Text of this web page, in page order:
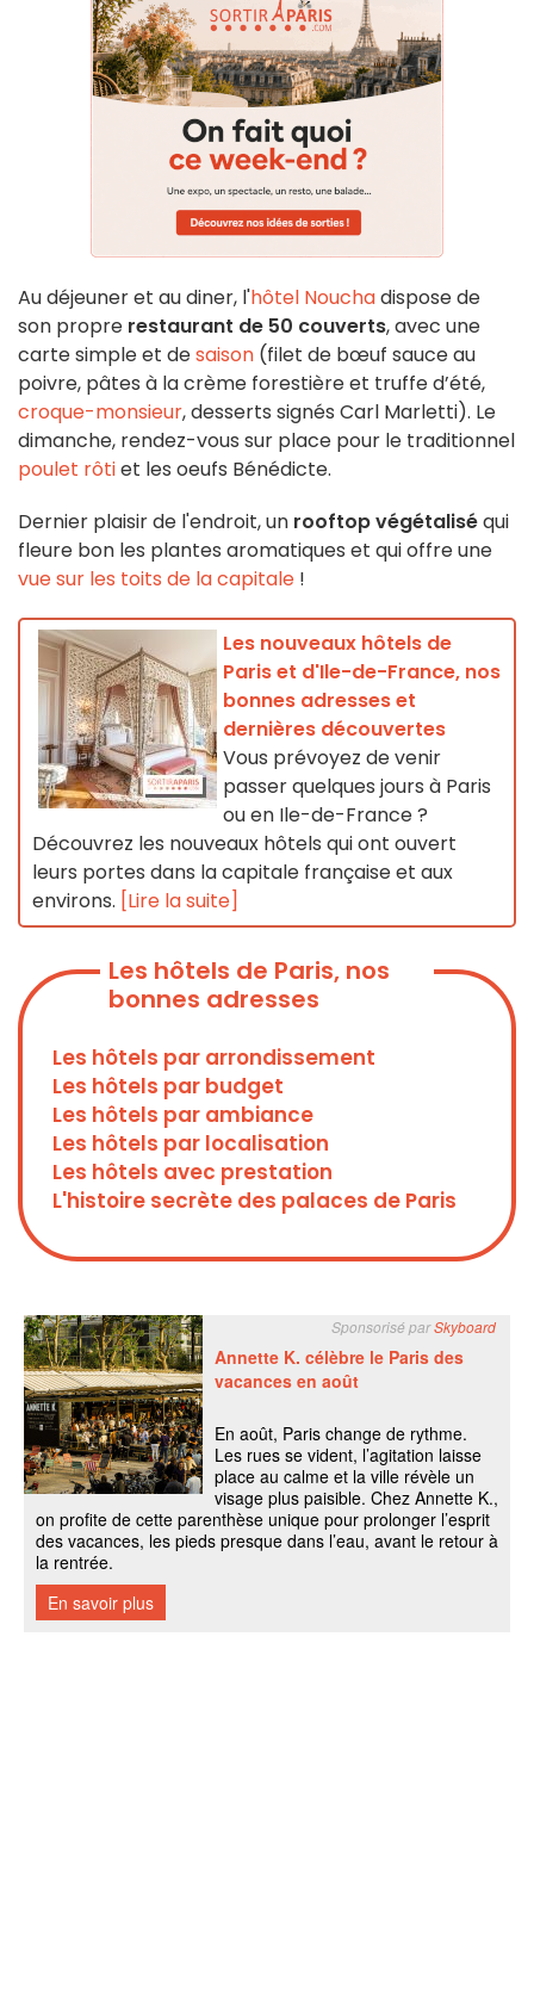
Au déjeuner et au diner, l'hôtel Nouchadispose de
son propre restaurant de 50 couverts, avec une
carte simple et desaison (filet de bœuf sauce au
poivre, pâtes à la crème forestière et truffe d’été,
croque-monsieur, desserts signés Carl Marletti). Le
dimanche, rendez-vous sur place pour le traditionnel
poulet rôtiet les oeufs Bénédicte.
Dernier plaisir de l'endroit, un rooftop végétaliséqui
fleure bon les plantes aromatiques et qui offre une
vue sur les toits de la capitale !
Les nouveaux hôtels de
Paris et d'Ile-de-France, nos
bonnes adresses et
dernières découvertes
Vous prévoyez de venir
passer quelques jours à Paris
ou en Ile-de-France ?
Découvrez les nouveaux hôtels qui ont ouvert
leurs portes dans la capitale française et aux
environs. [Lire la suite]
Les hôtels de Paris, nos
bonnes adresses
Les hôtels par arrondissement
Les hôtels par budget
Les hôtels par ambiance
Les hôtels par localisation
Les hôtels avec prestation
L'histoire secrète des palaces de Paris